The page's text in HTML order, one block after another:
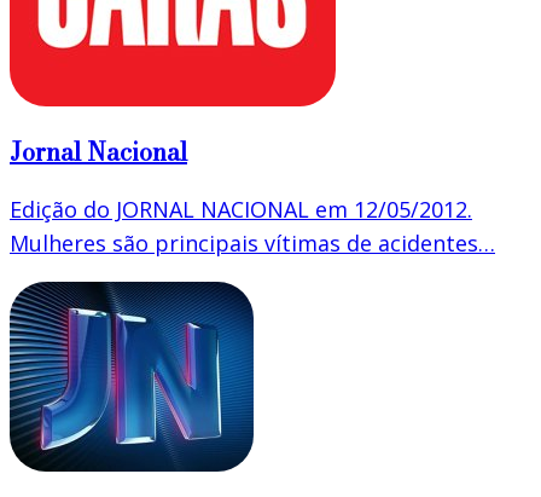
Jornal Nacional
Edição do JORNAL NACIONAL em 12/05/2012.
Mulheres são principais vítimas de acidentes…